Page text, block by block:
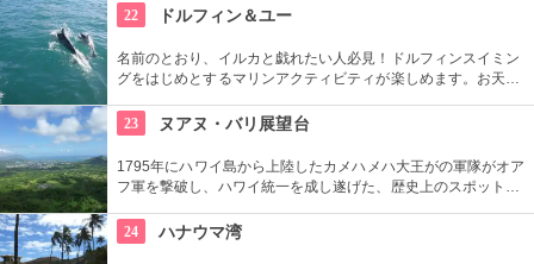
めるアトラクションがあります。カワイイお土産もいっぱい。
22 ドルフィン＆ユー
名前のとおり、イルカと戯れたい人必見！ドルフィンスイミン
グをはじめとするマリンアクティビティが楽しめます。お天気
いそう。バーベキューやフラ、ウクレレ演奏など、嬉しいおも
てなしも。
23 ヌアヌ・バリ展望台
1795年にハワイ島から上陸したカメハメハ大王がの軍隊がオア
フ軍を撃破し、ハワイ統一を成し遂げた、歴史上のスポットで
から広がる絶景は感動モノ。海から吹く風は強烈です。
24 ハナウマ湾